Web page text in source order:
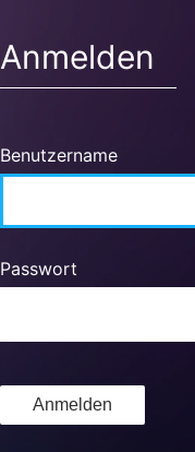
Anmelden
Benutzername
Passwort